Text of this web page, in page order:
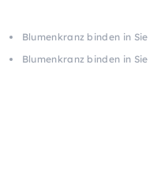
Blumenkranz binden in
Blumenkranz binden in